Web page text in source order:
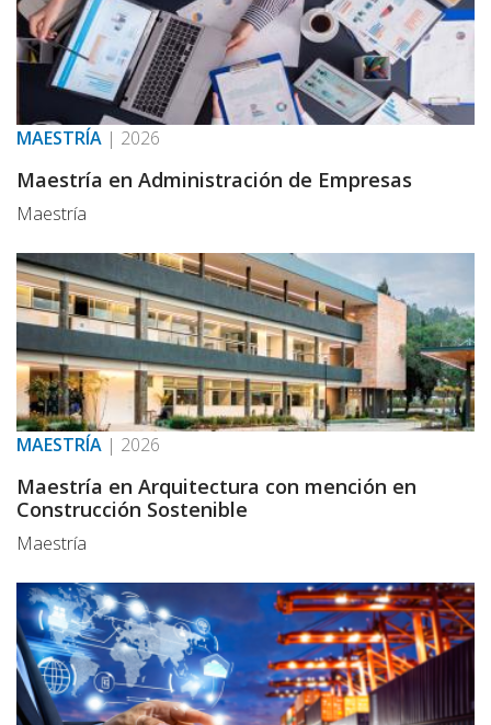
MAESTRÍA | 2026
Maestría en Administración de Empresas
Maestría
MAESTRÍA | 2026
Maestría en Arquitectura con mención en
Construcción Sostenible
Maestría